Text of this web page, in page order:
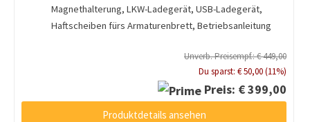
Magnethalterung, LKW-Ladegerät, USB-Ladegerät,
Haftscheiben fürs Armaturenbrett, Betriebsanleitung
Unverb. Preisempf.: € 449,00
Du sparst: € 50,00 (11%)
Preis: € 399,00
Produktdetails ansehen